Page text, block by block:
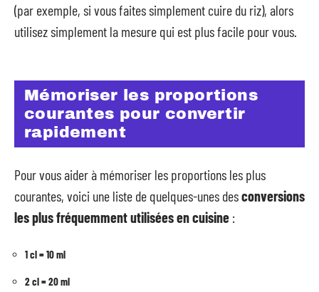
(par exemple, si vous faites simplement cuire du riz), alors
utilisez simplement la mesure qui est plus facile pour vous.
Mémoriser les proportions
courantes pour convertir
rapidement
Pour vous aider à mémoriser les proportions les plus
courantes, voici une liste de quelques-unes desconversions
les plus fréquemment utilisées en cuisine :
1 cl = 10 ml
2 cl = 20 ml